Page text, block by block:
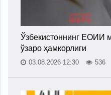
Ўзбекистоннинг ЕОИИ
ўзаро ҳамкорлиги
03.08.2026 12:30 536